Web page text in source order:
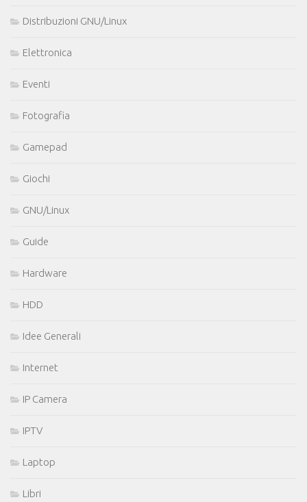
Distribuzioni GNU/Linux
Elettronica
Eventi
Fotografia
Gamepad
Giochi
GNU/Linux
Guide
Hardware
HDD
Idee Generali
Internet
IP Camera
IPTV
Laptop
Libri